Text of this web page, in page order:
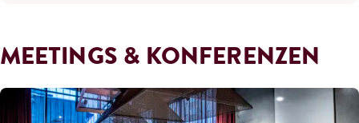
MEETINGS & KONFERENZEN